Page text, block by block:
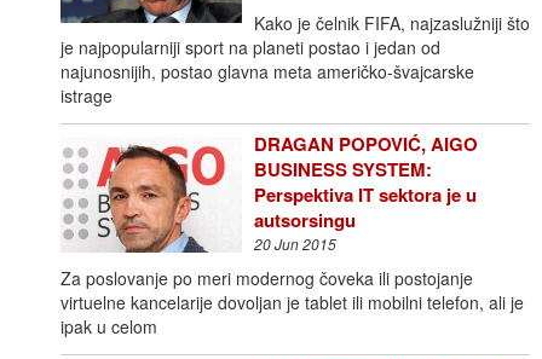
Kako je čelnik FIFA, najzaslužniji što
je najpopularniji sport na planeti postao i jedan od
najunosnijih, postao glavna meta američko-švajcarske
istrage
DRAGAN POPOVIĆ, AIGO
BUSINESS SYSTEM:
Perspektiva IT sektora je u
autsorsingu
20 Jun 2015
Za poslovanje po meri modernog čoveka ili postojanje
virtuelne kancelarije dovoljan je tablet ili mobilni telefon, ali je
ipak u celom